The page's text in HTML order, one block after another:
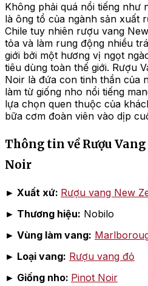
Không phải quá nổi tiếng như
là ông tổ của ngành sản xuất
Chile tuy nhiên rượu vang
tỏa và làm rung động nhiều
giới bởi một hương vị ngọt
tiêu dùng toàn thế giới. Rượu
Noir là đứa con tinh thần của
làm từ giống nho nổi tiếng
lựa chọn quen thuộc của
bữa cơm đoàn viên vào dịp
Thông tin về Rượu
Noir
► Xuất xứ: Rượu vang New
► Thương hiệu: Nobilo
► Vùng làm vang:
► Loại vang: Rượu vang đỏ
► Giống nho: Pinot Noir